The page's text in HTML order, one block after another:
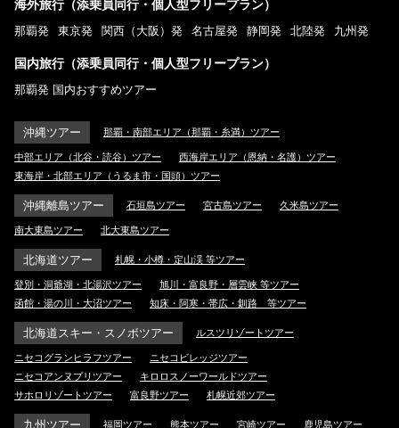
海外旅行（添乗員同行・個人型フリープラン）
那覇発 東京発 関西（大阪）発 名古屋発 静岡発 北陸発 九州発
国内旅行（添乗員同行・個人型フリープラン）
那覇発 国内おすすめツアー
沖縄ツアー 那覇・南部エリア（那覇・糸満）ツアー
中部エリア（北谷・読谷）ツアー
西海岸エリア（恩納・名護）ツアー
東海岸・北部エリア（うるま市・国頭）ツアー
沖縄離島ツアー 石垣島ツアー 宮古島ツアー 久米島ツアー
南大東島ツアー 北大東島ツアー
北海道ツアー 札幌・小樽・定山渓 等ツアー
登別・洞爺湖・北湯沢ツアー
旭川・富良野・層雲峡 等ツアー
函館・湯の川・大沼ツアー
知床・阿寒・帯広・釧路 等ツアー
北海道スキー・スノボツアー ルスツリゾートツアー
ニセコグランヒラフツアー
ニセコビレッジツアー
ニセコアンヌプリツアー
キロロスノーワールドツアー
サホロリゾートツアー
富良野ツアー 札幌近郊ツアー
九州ツアー 福岡ツアー 熊本ツアー 宮崎ツアー 鹿児島ツアー